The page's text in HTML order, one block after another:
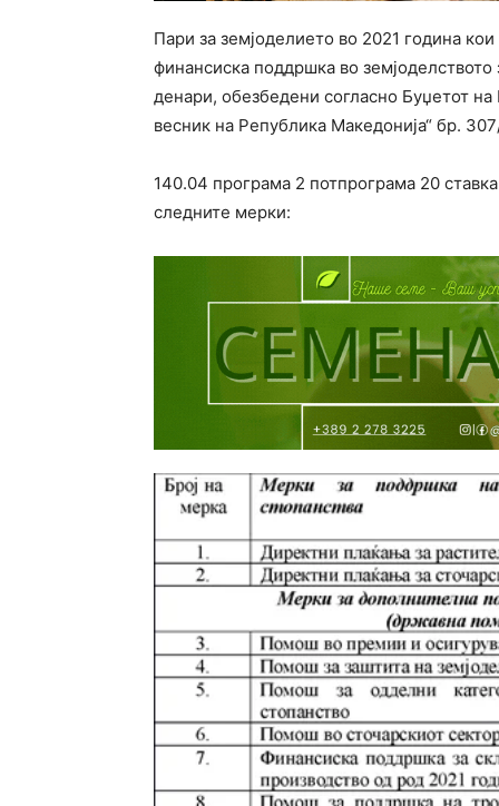
Пари за земјоделието во 2021 година
финансиска поддршка во
денари, обезбедени согласно Буџетот
весник на Република Македонија“ бр.
140.04 програма 2 потпрограма 20
следните мерки: